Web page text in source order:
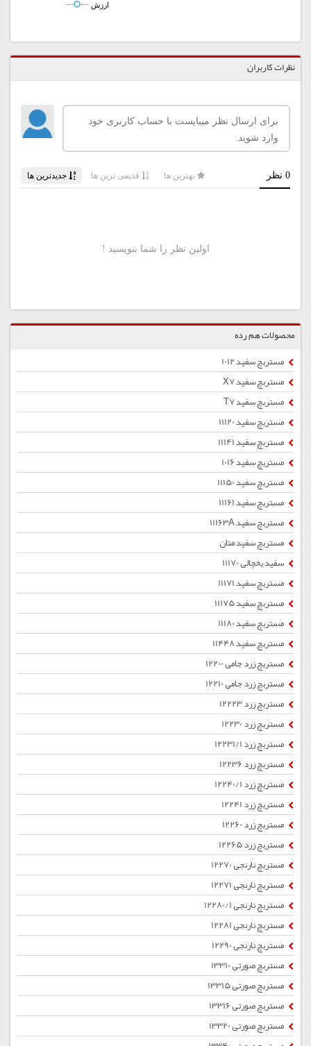
ارزش
نظرات کاربران
محصولات هم رده
مستربچ سفید 1012
مستربچ سفید X7
مستربچ سفید T7
مستربچ سفید 11120
مستربچ سفید 11141
مستربچ سفید 1016
مستربچ سفید 11150
مستربچ سفید 11161
مستربچ سفید 11163A
مستربچ سفید متان
سفید یخچالی 11170
مستربچ سفید 11171
مستربچ سفید 11175
مستربچ سفید 11180
مستربچ سفید 11448
مستربچ زرد جامی 12200
مستربچ زرد جامی 12210
مستربچ زرد 12223
مستربچ زرد 12230
مستربچ زرد 12231/1
مستربچ زرد 12236
مستربچ زرد 12240/1
مستربچ زرد 12241
مستربچ زرد 12260
مستربچ زرد 12265
مستربچ نارنجی 12270
مستربچ نارنجی 12271
مستربچ نارنجی 12280/1
مستربچ نارنجی 12281
مستربچ نارنجی 12290
مستربچ صورتی 13310
مستربچ صورتی 13315
مستربچ صورتی 13316
مستربچ صورتی 13320